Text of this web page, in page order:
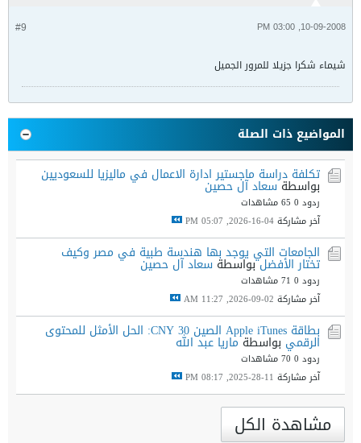
#9 10-09-2008, 03:00 PM
شيماء شكرا جزيلا للمرور الجميل
المواضيع ذات الصلة
تكلفة دراسة ماجستير ادارة الاعمال في ماليزيا للسعوديين
بواسطةسعاد آل حصين
ردود 0
65 مشاهدات
آخر مشاركة04-16-2026, 05:07 PM
الجامعات التي يوجد بها هندسة طبية في مصر وكيف
تختار الأفضلبواسطة سعاد آل حصين
ردود 0
71 مشاهدات
آخر مشاركة 02-09-2026, 11:27 AM
بطاقة Apple iTunes الصين 30 CNY: الحل الأمثل للمحتوى
الرقمي بواسطةماريا عبد الله
ردود 0
70 مشاهدات
آخر مشاركة 11-28-2025, 08:17 PM
مشاهدة الكل